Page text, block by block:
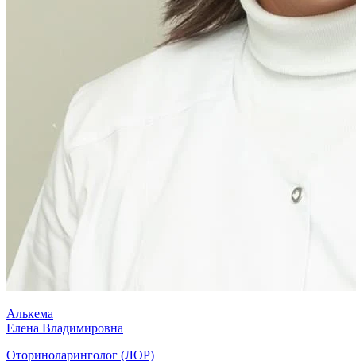
Алькема
Елена Владимировна
Оториноларинголог (ЛОР)